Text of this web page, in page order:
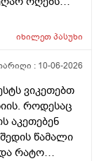
ხელები
იხილეთპასუხი
: 10-06-2026
ვიკეთებთ
როდესაც
აკეთებენ
წამალი
და რატო